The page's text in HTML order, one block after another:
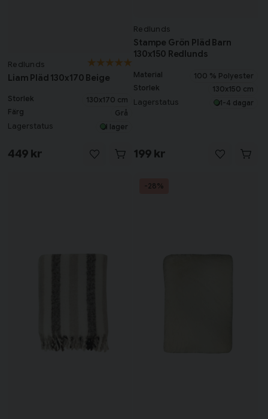
Redlunds
Liam Pläd 130x170 Beige
Storlek
130x170 cm
Färg
Grå
Lagerstatus I lager
449 kr
Redlunds
Stampe Grön Pläd Barn
130x150 Redlunds
Material
100 % Polyester
Storlek
130x150 cm
Lagerstatus 1-4 dagar
199 kr
-28%